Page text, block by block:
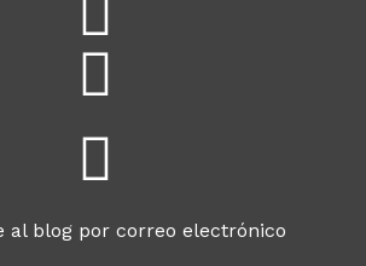
al blog por correo electrónico